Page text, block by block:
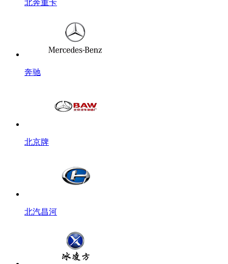
北奔重卡
奔驰
北京牌
北汽昌河